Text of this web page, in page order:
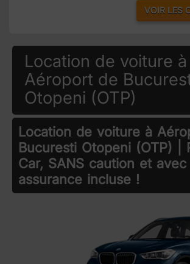
VOIR LES
Location de voiture à
Aéroport de
Otopeni (OTP)
Location de voiture à
Bucuresti Otopeni (OTP) |
Car, SANS caution et avec
assurance incluse !